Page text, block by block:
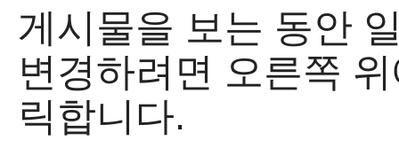
게시물을 보는 동안
변경하려면 오른쪽
릭합니다.